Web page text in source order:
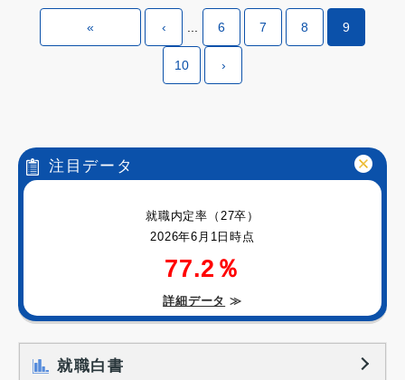
« ‹ ... 6 7 8 9
10 ›
注目データ
就職内定率（27卒）
2026年6月1日時点
77.2％
詳細データ ≫
就職白書